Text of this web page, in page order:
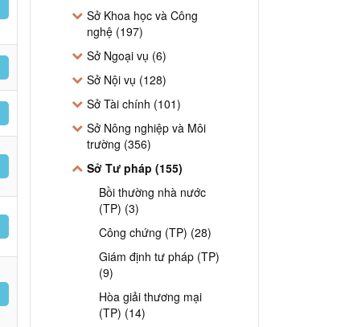
Sở Khoa học và Công
nghệ (197)
Sở Ngoại vụ (6)
Sở Nội vụ (128)
Sở Tài chính (101)
Sở Nông nghiệp và Môi
trường (356)
Sở Tư pháp (155)
Bồi thường nhà nước
(TP) (3)
Công chứng (TP) (28)
Giám định tư pháp (TP)
(9)
Hòa giải thương mại
(TP) (14)